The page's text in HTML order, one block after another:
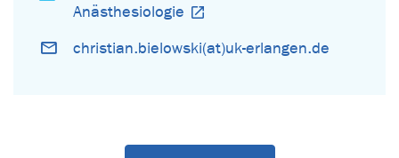
Anästhesiologie
christian.bielowski(at)uk-erlangen.de